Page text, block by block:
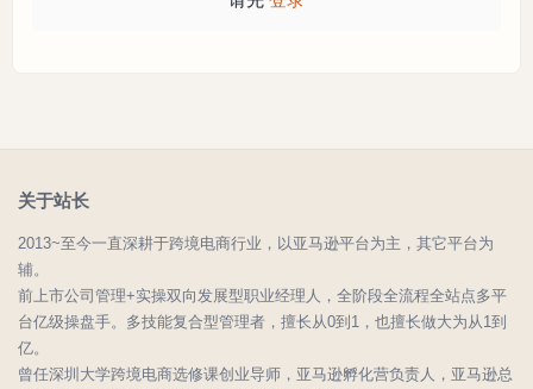
关于站长
2013~至今一直深耕于跨境电商行业，以亚马逊平台为主，其它平台为
辅。
前上市公司管理+实操双向发展型职业经理人，全阶段全流程全站点多平
台亿级操盘手。多技能复合型管理者，擅长从0到1，也擅长做大为从1到
亿。
曾任深圳大学跨境电商选修课创业导师，亚马逊孵化营负责人，亚马逊总